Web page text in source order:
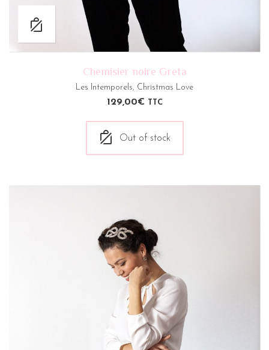
Chemisier noire Greta
Les Intemporels, Christmas Love
129,00€ TTC
Out of stock